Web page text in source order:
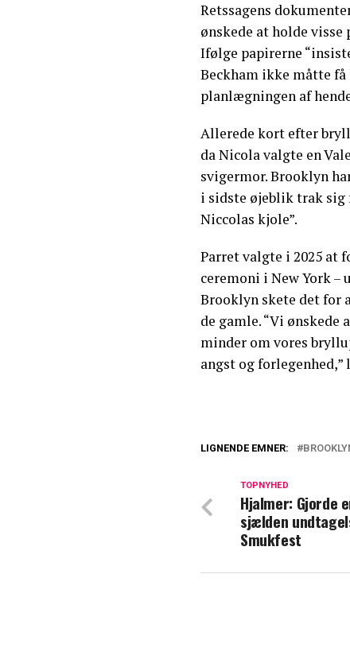
Retssagens
ønskede at holde
Ifølge papirerne
Beckham ikke måtte
planlægningen af
Allerede kort efter
da Nicola valgte en
svigermor. Brooklyn
i sidste øjeblik trak sig
Niccolas kjole”.
Parret valgte i 2025 at
ceremoni i New York
Brooklyn skete det for
de gamle. “Vi ønskede
minder om vores
angst og
Iskold luft i
fødselsdag
LIGNENDE EMNER:
TOPNYHED
Hjalmer: Gjorde
sjælden
Smukfest